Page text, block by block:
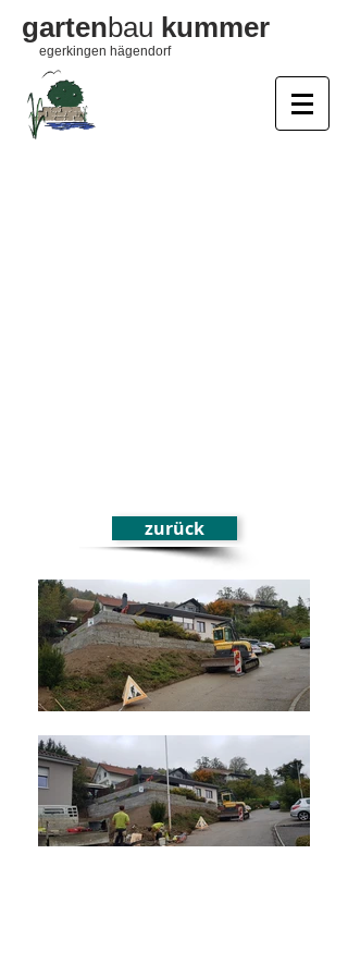
egerkingen hägendorf
gartenbau kummer
zurück